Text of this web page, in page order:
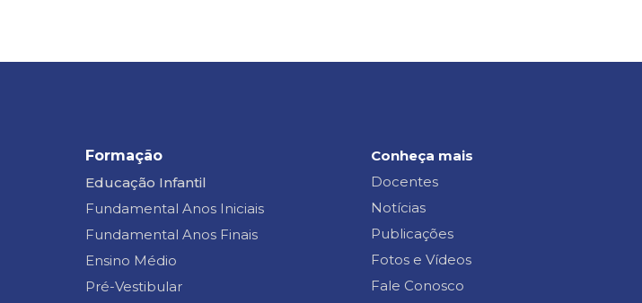
Formação
Educação Infantil
Fundamental Anos Iniciais
Fundamental Anos Finais
Ensino Médio
Pré-Vestibular
Conheça mais
Docentes
Notícias
Publicações
Fotos e Vídeos
Fale Conosco